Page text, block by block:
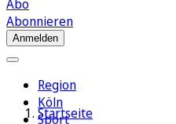
Abo
Abonnieren
Anmelden
Region
Köln
Sport
Startseite